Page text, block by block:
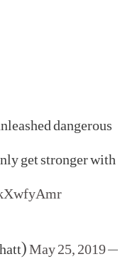
dangerous
get stronger with
— Mahesh Bhatt (@MaheshNBhatt)
May 25, 2019